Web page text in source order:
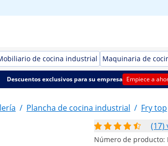
de cocina industrial Maquinaria de
Descuentos exclusivos para su empresa Empiece a
/ Plancha de cocina industrial / Fry top
(17)
Número de producto: